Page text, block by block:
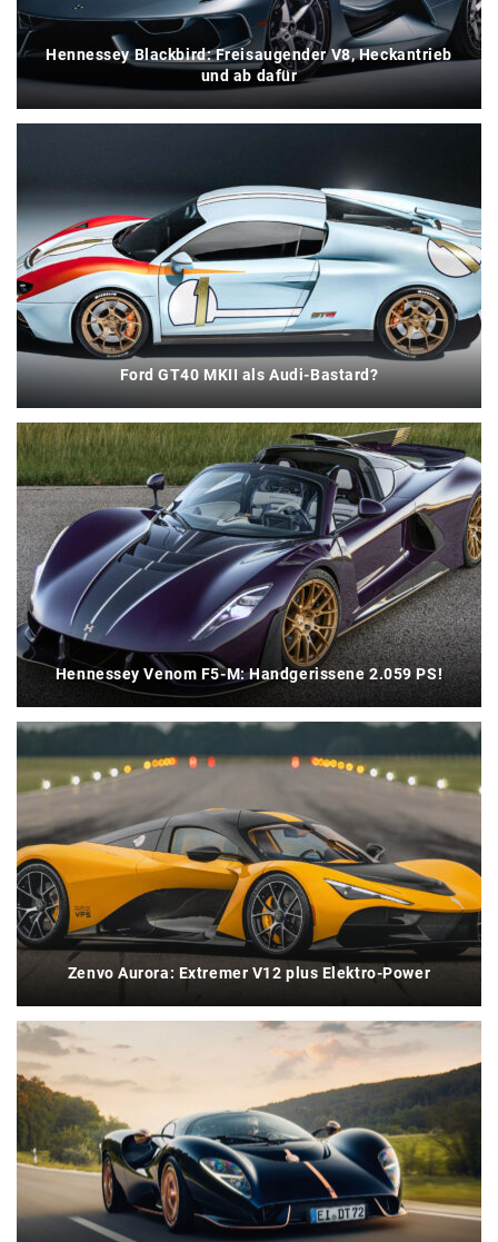
Hennessey Blackbird: Freisaugender V8, Heckantrieb
und ab dafür
Ford GT40 MKII als Audi-Bastard?
Hennessey Venom F5-M: Handgerissene 2.059 PS!
Zenvo Aurora: Extremer V12 plus Elektro-Power